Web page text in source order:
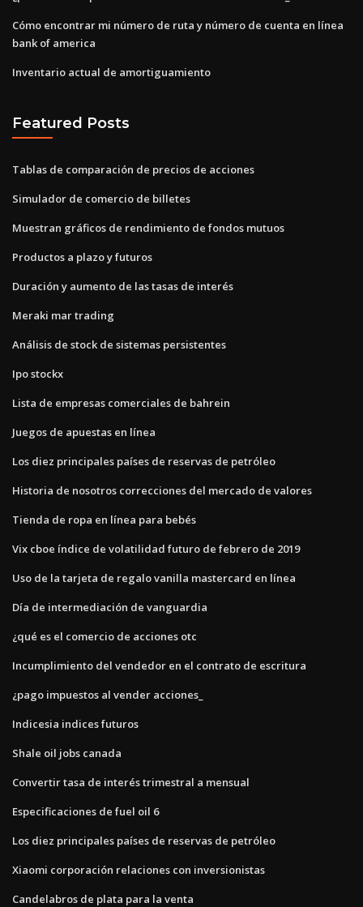
Cómo encontrar mi número de ruta y número de cuenta en línea
bank of america
Inventario actual de amortiguamiento
Featured Posts
Tablas de comparación de precios de acciones
Simulador de comercio de billetes
Muestran gráficos de rendimiento de fondos mutuos
Productos a plazo y futuros
Duración y aumento de las tasas de interés
Meraki mar trading
Análisis de stock de sistemas persistentes
Ipo stockx
Lista de empresas comerciales de bahrein
Juegos de apuestas en línea
Los diez principales países de reservas de petróleo
Historia de nosotros correcciones del mercado de valores
Tienda de ropa en línea para bebés
Vix cboe índice de volatilidad futuro de febrero de 2019
Uso de la tarjeta de regalo vanilla mastercard en línea
Día de intermediación de vanguardia
¿qué es el comercio de acciones otc
Incumplimiento del vendedor en el contrato de escritura
¿pago impuestos al vender acciones_
Indicesia indices futuros
Shale oil jobs canada
Convertir tasa de interés trimestral a mensual
Especificaciones de fuel oil 6
Los diez principales países de reservas de petróleo
Xiaomi corporación relaciones con inversionistas
Candelabros de plata para la venta